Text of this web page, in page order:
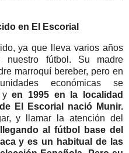
en El Escorial
ya que lleva varios años
fútbol. Su madre
marroquí bereber, pero en
económicas se
yen 1995 en la localidad
El Escorial nació Munir.
y llamar la atención del
al fútbol base del
y es un habitual de las